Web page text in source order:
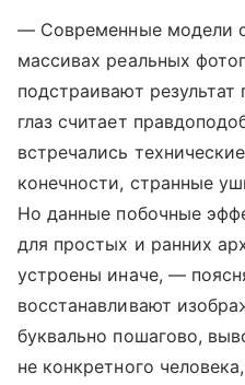
— Современные модели
массивах реальных
подстраивают
глаз считает
встречались
конечности, странные
Но данные побочные
для простых и ранних
устроены иначе, —
восстанавливают
буквально пошагово,
не конкретного